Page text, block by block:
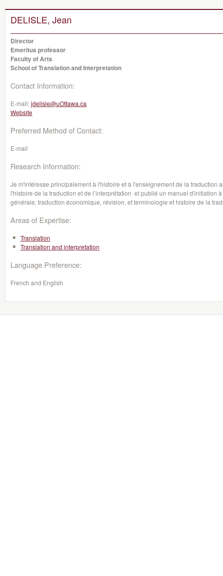
DELISLE, Jean
Director
Emeritus professor
Faculty of Arts
School of Translation and Interpretation
Contact Information:
E-mail:jdelisle@uOttawa.ca
Website
Preferred Method of Contact:
E-mail
Research Information:
Je m'intéresse principalement à l'histoire et à l'enseignement de la traduction
l'histoire de la traduction et de l’interprétation et publié un manuel d'initiation
générale, traduction économique, révision, et terminologie et histoire de la
Areas of Expertise:
Translation
Translation and interpretation
Language Preference:
French and English